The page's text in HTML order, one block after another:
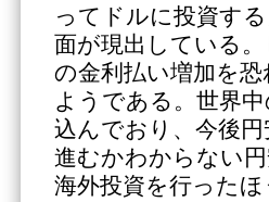
ってドルに投資す
面が現出している
の金利払い増加を
ようである。世界
込んでおり、今後
進むかわからない
海外投資を行った